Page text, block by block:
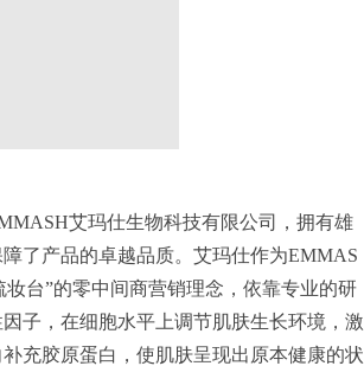
艾玛仕生物科技有限公司，拥有雄
了产品的卓越品质。艾玛仕作为EMMAS
台”的零中间商营销理念，依靠专业的研
子，在细胞水平上调节肌肤生长环境，激
充胶原蛋白，使肌肤呈现出原本健康的状